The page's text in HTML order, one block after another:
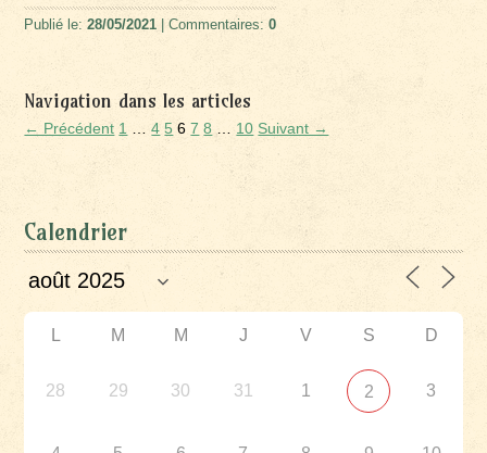
Publié le:28/05/2021 | Commentaires:0
Navigation dans les articles
← Précédent 1 4 5 6 7 8 10 Suivant →
Calendrier
L M M J V S D
28 29 30 31 1 2 3